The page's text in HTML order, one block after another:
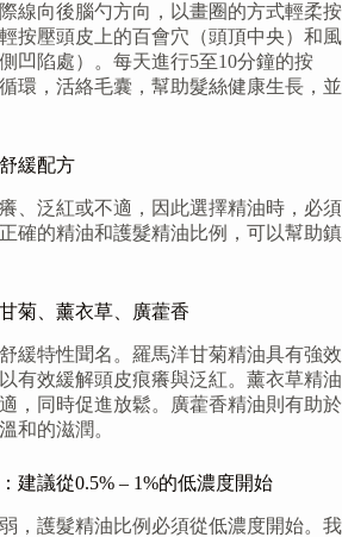
線向後腦勺方向，以畫圈的方式輕柔按
按壓頭皮上的百會穴（頭頂中央）和風
凹陷處）。每天進行5至10分鐘的按
環，活絡毛囊，幫助髮絲健康生長，並
緩配方
、泛紅或不適，因此選擇精油時，必須
確的精油和護髮精油比例，可以幫助鎮
菊、薰衣草、廣藿香
緩特性聞名。羅馬洋甘菊精油具有強效
有效緩解頭皮痕癢與泛紅。薰衣草精油
，同時促進放鬆。廣藿香精油則有助於
和的滋潤。
建議從0.5% – 1%的低濃度開始
，護髮精油比例必須從低濃度開始。我